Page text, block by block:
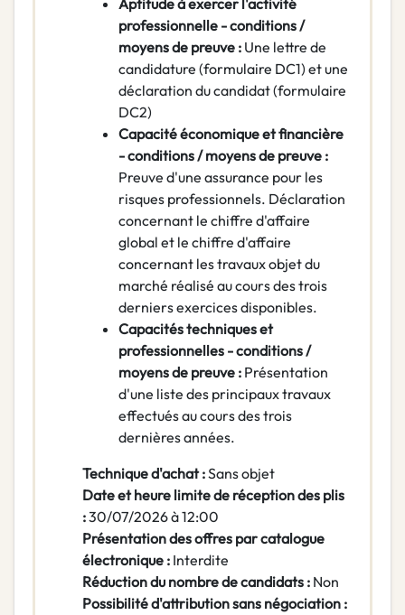
Aptitude à exercer l'activité
professionnelle - conditions /
moyens de preuve : Une lettre de
candidature (formulaire DC1) et une
déclaration du candidat (formulaire
DC2)
Capacité économique et financière
- conditions / moyens de preuve :
Preuve d'une assurance pour les
risques professionnels. Déclaration
concernant le chiffre d'affaire
global et le chiffre d'affaire
concernant les travaux objet du
marché réalisé au cours des trois
derniers exercices disponibles.
Capacités techniques et
professionnelles - conditions /
moyens de preuve : Présentation
d'une liste des principaux travaux
effectués au cours des trois
dernières années.
Technique d'achat :Sans objet
Date et heure limite de réception des plis
:30/07/2026 à 12:00
Présentation des offres par catalogue
électronique : Interdite
Réduction du nombre de candidats : Non
Possibilité d'attribution sans négociation :